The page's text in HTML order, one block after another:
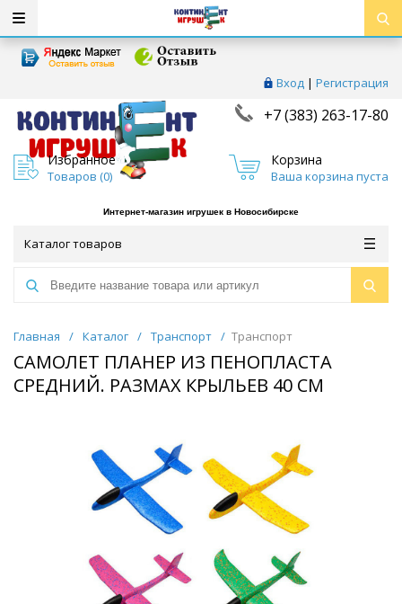
Вход | Регистрация
+7 (383) 263-17-80
Избранное
Товаров (0)
Корзина
Ваша корзина пуста
Интернет-магазин игрушек в Новосибирске
Каталог товаров
Главная / Каталог / Транспорт / Транспорт
САМОЛЕТ ПЛАНЕР ИЗ ПЕНОПЛАСТА
СРЕДНИЙ. РАЗМАХ КРЫЛЬЕВ 40 СМ